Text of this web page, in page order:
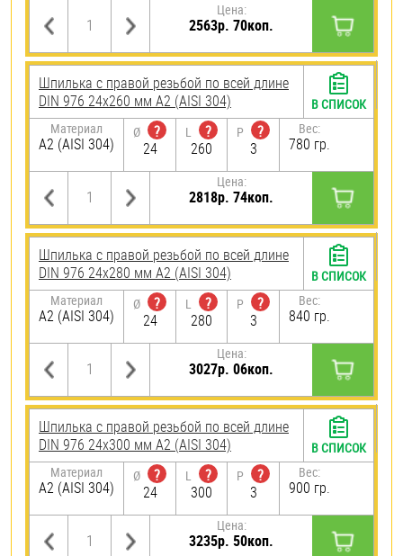
Цена:
2563р. 70коп.
Шпилька с правой резьбой по всей длине
DIN 976 24х260 мм А2 (AISI 304)
Материал
А2 (AISI 304)
Ø
?
24
L
?
260
P
?
3
Вес:
780 гр.
Цена:
2818р. 74коп.
В СПИСОК
Шпилька с правой резьбой по всей длине
DIN 976 24х280 мм А2 (AISI 304)
Материал
А2 (AISI 304)
Ø
?
24
L
?
280
P
?
3
Вес:
840 гр.
Цена:
3027р. 06коп.
В СПИСОК
Шпилька с правой резьбой по всей длине
DIN 976 24х300 мм А2 (AISI 304)
Материал
А2 (AISI 304)
Ø
?
24
L
?
300
P
?
3
Вес:
900 гр.
Цена:
3235р. 50коп.
В СПИСОК